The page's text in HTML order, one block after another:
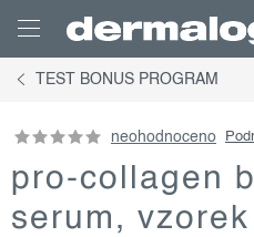
obsah
TEST BONUS PROGRAM
neohodnoceno
pro-collagen
serum, vzorek